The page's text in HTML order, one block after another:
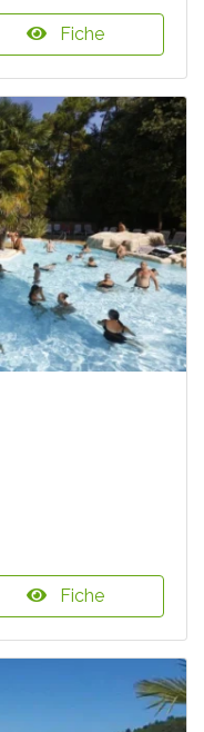
Fiche
Fiche